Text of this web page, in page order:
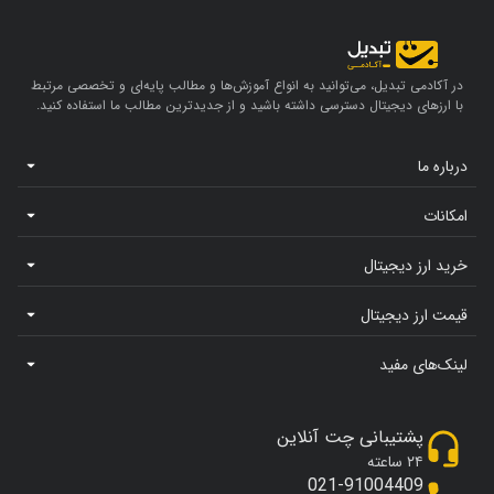
در آکادمی تبدیل، می‌توانید به انواع آموزش‌ها و مطالب پایه‌ای و تخصصی مرتبط
با ارزهای دیجیتال دسترسی داشته باشید و از جدیدترین مطالب ما استفاده کنید.
درباره ما
امکانات
خرید ارز دیجیتال
قیمت ارز دیجیتال
لینک‌های مفید
پشتیبانی چت آنلاین
۲۴ ساعته
021-91004409